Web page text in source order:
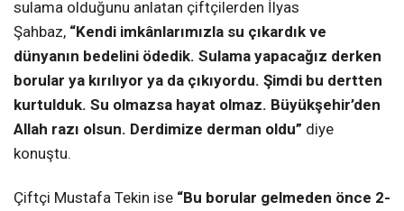
sulama olduğunu anlatan çiftçilerden İlyas
Şahbaz, “Kendi imkânlarımızla su çıkardık ve
dünyanın bedelini ödedik. Sulama yapacağız derken
borular ya kırılıyor ya da çıkıyordu. Şimdi bu dertten
kurtulduk. Su olmazsa hayat olmaz. Büyükşehir’den
Allah razı olsun. Derdimize derman oldu” diye
konuştu.
Çiftçi Mustafa Tekin ise “Bu borular gelmeden önce 2-